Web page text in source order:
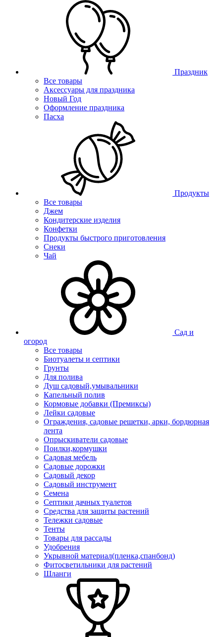
Праздник
Все товары
Аксессуары для праздника
Новый Год
Оформление праздника
Пасха
Продукты
Все товары
Джем
Кондитерские изделия
Конфетки
Продукты быстрого приготовления
Снеки
Чай
Сад и
огород
Все товары
Биотуалеты и септики
Грунты
Для полива
Душ садовый,умывальники
Капельный полив
Кормовые добавки (Премиксы)
Лейки садовые
Ограждения, садовые решетки, арки, бордюрная
лента
Опрыскиватели садовые
Поилки,кормушки
Садовая мебель
Садовые дорожки
Садовый декор
Садовый инструмент
Семена
Септики дачных туалетов
Средства для защиты растений
Тележки садовые
Тенты
Товары для рассады
Удобрения
Укрывной материал(пленка,спанбонд)
Фитосветильники для растений
Шланги